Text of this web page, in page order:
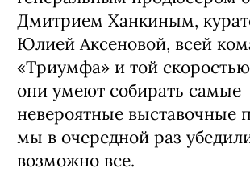
Дмитрием Ханкиным,
Юлией Аксеновой, всей
«Триумфа» и той
они умеют собирать самые
невероятные выставочные
мы в очередной раз
возможно все.